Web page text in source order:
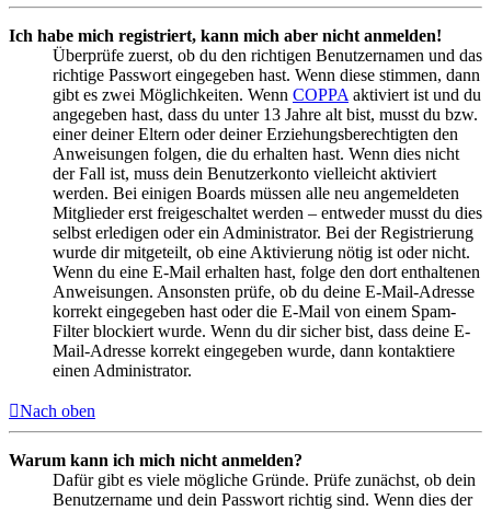
Ich habe mich registriert, kann mich aber nicht anmelden!
Überprüfe zuerst, ob du den richtigen Benutzernamen und das
richtige Passwort eingegeben hast. Wenn diese stimmen, dann
gibt es zwei Möglichkeiten. Wenn COPPA aktiviert ist und du
angegeben hast, dass du unter 13 Jahre alt bist, musst du bzw.
einer deiner Eltern oder deiner Erziehungsberechtigten den
Anweisungen folgen, die du erhalten hast. Wenn dies nicht
der Fall ist, muss dein Benutzerkonto vielleicht aktiviert
werden. Bei einigen Boards müssen alle neu angemeldeten
Mitglieder erst freigeschaltet werden – entweder musst du dies
selbst erledigen oder ein Administrator. Bei der Registrierung
wurde dir mitgeteilt, ob eine Aktivierung nötig ist oder nicht.
Wenn du eine E-Mail erhalten hast, folge den dort enthaltenen
Anweisungen. Ansonsten prüfe, ob du deine E-Mail-Adresse
korrekt eingegeben hast oder die E-Mail von einem Spam-
Filter blockiert wurde. Wenn du dir sicher bist, dass deine E-
Mail-Adresse korrekt eingegeben wurde, dann kontaktiere
einen Administrator.
Nach oben
Warum kann ich mich nicht anmelden?
Dafür gibt es viele mögliche Gründe. Prüfe zunächst, ob dein
Benutzername und dein Passwort richtig sind. Wenn dies der